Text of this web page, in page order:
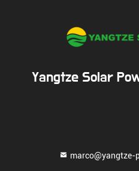
Yangtze Solar
marco@yangtze-